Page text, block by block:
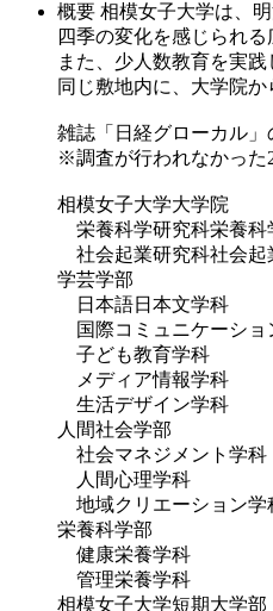
概要 相模女子大学は、
四季の変化を感じられ
また、少人数教育を実
同じ敷地内に、大学院
雑誌「日経グローカル」
※調査が行われなかった
相模女子大学大学院
栄養科学研究科栄養科
社会起業研究科社会起
学芸学部
日本語日本文学科
国際コミュニケーショ
子ども教育学科
メディア情報学科
生活デザイン学科
人間社会学部
社会マネジメント学科
人間心理学科
地域クリエーション学
栄養科学部
健康栄養学科
管理栄養学科
相模女子大学短期大学部